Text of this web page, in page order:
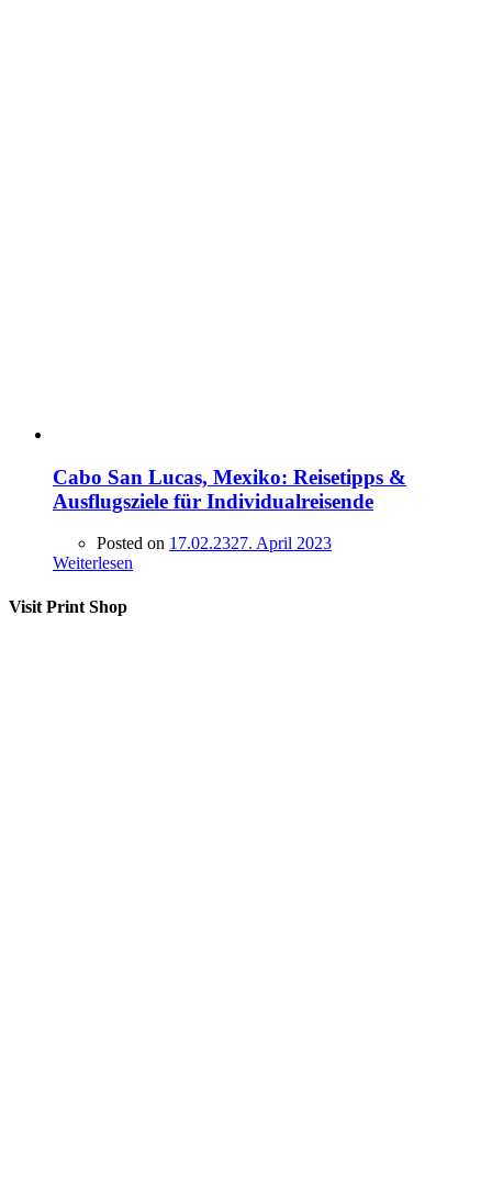
Cabo San Lucas, Mexiko: Reisetipps &
Ausflugsziele für Individualreisende
Posted on 17.02.2327. April 2023
Weiterlesen
Visit Print Shop